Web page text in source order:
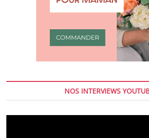
NOS INTERVIEWS